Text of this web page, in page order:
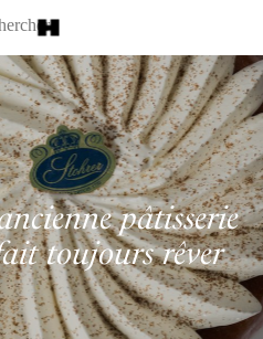
pâtisserie
toujours rêver